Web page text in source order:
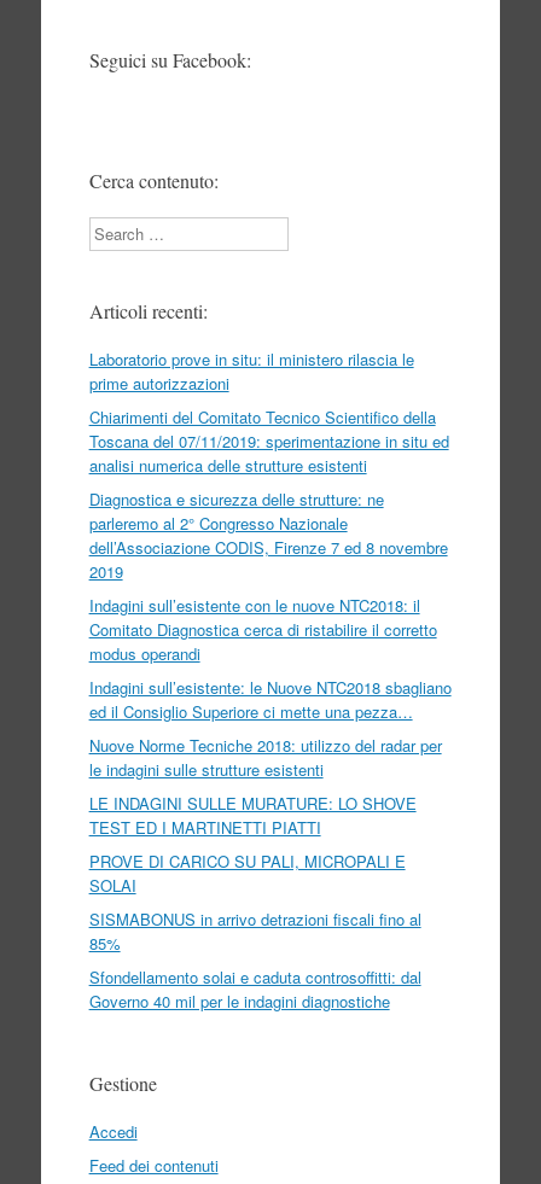
Seguici su Facebook:
Cerca contenuto:
Search
Articoli recenti:
Laboratorio prove in situ: il ministero rilascia le
prime autorizzazioni
Chiarimenti del Comitato Tecnico Scientifico della
Toscana del 07/11/2019: sperimentazione in situ ed
analisi numerica delle strutture esistenti
Diagnostica e sicurezza delle strutture: ne
parleremo al 2° Congresso Nazionale
dell’Associazione CODIS, Firenze 7 ed 8 novembre
2019
Indagini sull’esistente con le nuove NTC2018: il
Comitato Diagnostica cerca di ristabilire il corretto
modus operandi
Indagini sull’esistente: le Nuove NTC2018 sbagliano
ed il Consiglio Superiore ci mette una pezza…
Nuove Norme Tecniche 2018: utilizzo del radar per
le indagini sulle strutture esistenti
LE INDAGINI SULLE MURATURE: LO SHOVE
TEST ED I MARTINETTI PIATTI
PROVE DI CARICO SU PALI, MICROPALI E
SOLAI
SISMABONUS in arrivo detrazioni fiscali fino al
85%
Sfondellamento solai e caduta controsoffitti: dal
Governo 40 mil per le indagini diagnostiche
Gestione
Accedi
Feed dei contenuti